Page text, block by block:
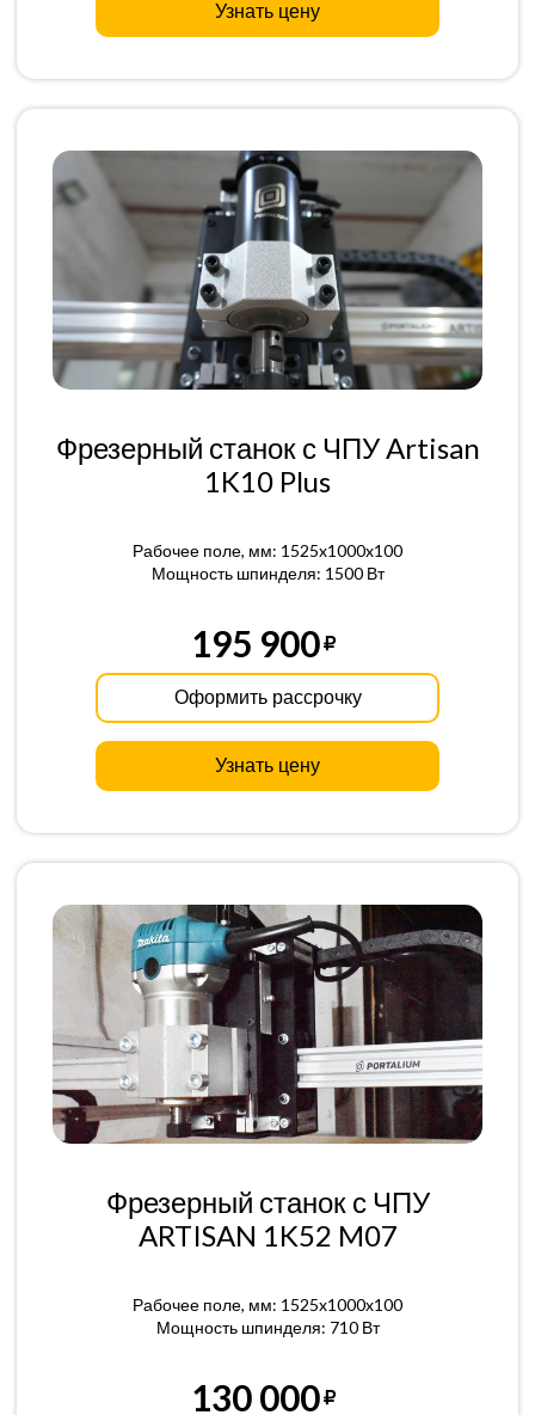
Узнать цену
Фрезерный станок с ЧПУ Artisan
1K10 Plus
Рабочее поле, мм: 1525x1000x100
Мощность шпинделя: 1500 Вт
195 900
Оформить рассрочку
Узнать цену
Фрезерный станок с ЧПУ
ARTISAN 1K52 M07
Рабочее поле, мм: 1525x1000x100
Мощность шпинделя: 710 Вт
130 000